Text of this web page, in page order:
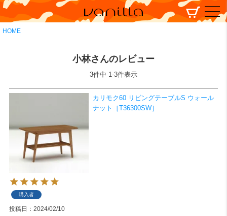
HOME
小林さんのレビュー
3件中 1-3件表示
カリモク60 リビングテーブルS ウォール
ナット［T36300SW］
購入者
投稿日 2024/02/10